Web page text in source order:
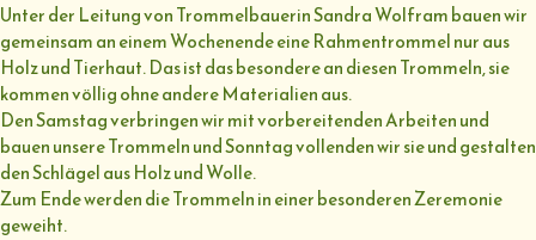
Unter der Leitung von Trommelbauerin Sandra Wolfram bauen wir
gemeinsam an einem Wochenende eine Rahmentrommel nur aus
Holz und Tierhaut. Das ist das besondere an diesen Trommeln, sie
kommen völlig ohne andere Materialien aus.
Den Samstag verbringen wir mit vorbereitenden Arbeiten und
bauen unsere Trommeln und Sonntag vollenden wir sie und gestalten
den Schlägel aus Holz und Wolle.
Zum Ende werden die Trommeln in einer besonderen Zeremonie
geweiht.